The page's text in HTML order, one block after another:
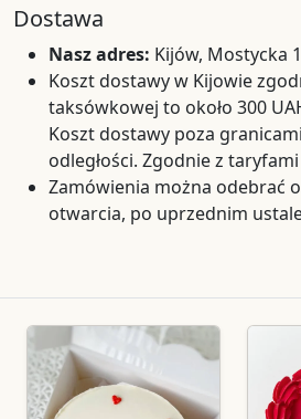
Dostawa
Nasz adres: Kijów, Mostycka
Koszt dostawy w Kijowie
taksówkowej to około 300
Koszt dostawy poza
odległości. Zgodnie z
Zamówienia można odebrać
otwarcia, po uprzednim